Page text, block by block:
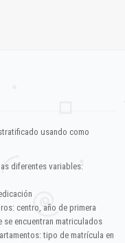
usando como
diferentes variables:
centro, año de primera
se encuentran matriculados
tipo de matrícula en